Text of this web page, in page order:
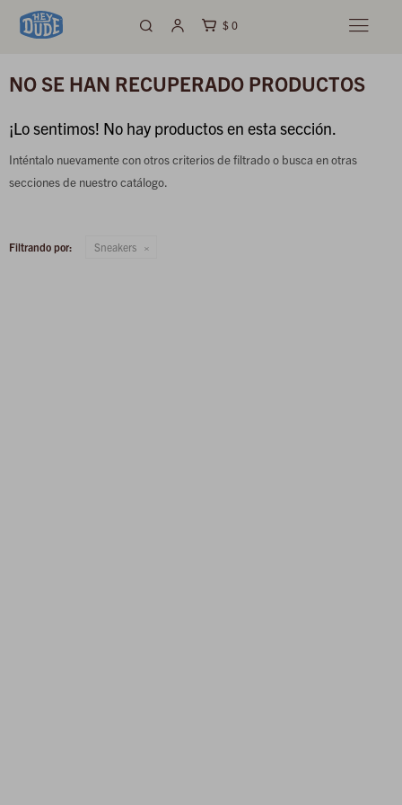
$ 0 
NO SE HAN RECUPERADO PRODUCTOS
¡Lo sentimos! No hay productos en esta sección.
Inténtalo nuevamente con otros criterios de filtrado o busca en otras
secciones de nuestro catálogo.
Filtrando por: Sneakers